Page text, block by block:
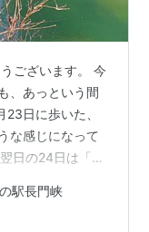
ございます。 今
、あっという間
日に歩いた、
な感じになって
日の24日は「道
市にまたがる峡
はありますが、
駅長門峡